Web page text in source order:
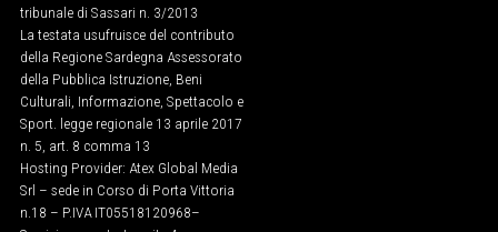
Vai
UNISCITI
AL CANALE
WHATSAPP
tribunale di Sassari n. 3/2013
La testata usufruisce del contributo
della Regione Sardegna Assessorato
della Pubblica Istruzione, Beni
Culturali, Informazione, Spettacolo e
Sport. legge regionale 13 aprile 2017
n. 5, art. 8 comma 13
Hosting Provider: Atex Global Media
Srl – sede in Corso di Porta Vittoria
n.18 – P.IVA IT05518120968​–